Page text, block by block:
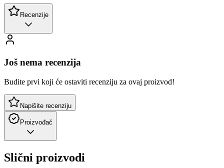
Recenzije
Još nema recenzija
Budite prvi koji će ostaviti recenziju za ovaj proizvod!
Napišite recenziju
Proizvođač
Slični proizvodi